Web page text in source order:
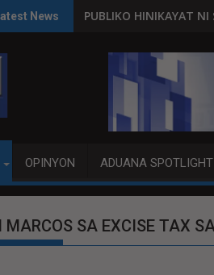
News
RPVARANI SPEAKER DY NA
OPINYON ADUANA SPOTLIGHT
SA EXCISE TAX